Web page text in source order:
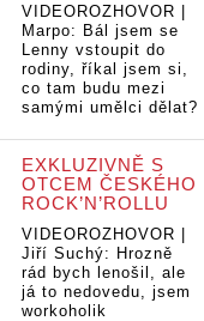
VIDEOROZHOVOR |
Marpo: Bál jsem se
Lenny vstoupit do
rodiny, říkal jsem si,
co tam budu mezi
samými umělci dělat?
EXKLUZIVNĚ S
OTCEM ČESKÉHO
ROCK’N’ROLLU
VIDEOROZHOVOR |
Jiří Suchý: Hrozně
rád bych lenošil, ale
já to nedovedu, jsem
workoholik